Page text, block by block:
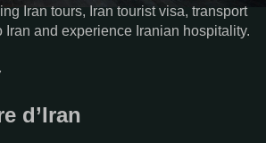
Iran tours, Iran tourist visa, transport
Iran and experience Iranian hospitality.
d’Iran